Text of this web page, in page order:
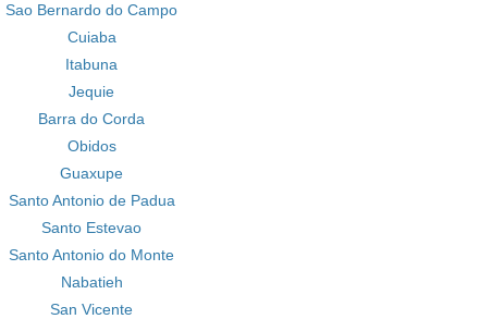
Sao Bernardo do Campo
Cuiaba
Itabuna
Jequie
Barra do Corda
Obidos
Guaxupe
Santo Antonio de Padua
Santo Estevao
Santo Antonio do Monte
Nabatieh
San Vicente